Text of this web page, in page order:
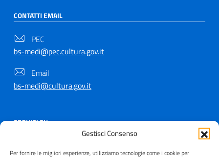
Gestisci Consenso
Per fornire le migliori esperienze, utilizziamo tecnologie come i cookie per
CONTATTI EMAIL
PEC
bs-medi@pec.cultura.gov.it
Email
bs-medi@cultura.gov.it
SEGUICI SU